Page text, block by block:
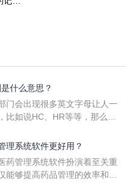
什么意思？
门会出现很多英文字母让人一
比如说HC、HR等等，那么它
理系统软件更好用？
药管理系统软件扮演着至关重
能够提高药品管理的效率和准